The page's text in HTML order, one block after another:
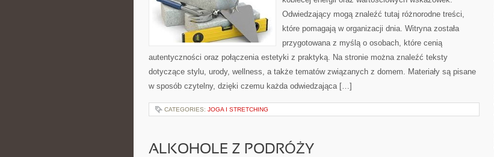
Odwiedzający mogą znaleźć tutaj różnorodne treści,
które pomagają w organizacji dnia. Witryna została
przygotowana z myślą o osobach, które cenią
autentyczności oraz połączenia estetyki z praktyką. Na stronie można znaleźć teksty
dotyczące stylu, urody, wellness, a także tematów związanych z domem. Materiały są pisane
w sposób czytelny, dzięki czemu każda odwiedzająca […]
CATEGORIES: JOGA I STRETCHING
ALKOHOLE Z PODRÓŻY